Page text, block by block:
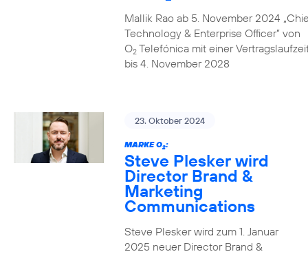
Mallik Rao ab 5. November 2024
Technology & Enterprise Officer” von
O2Telefónica mit einer
bis 4. November 2028
23. Oktober 2024
MARKE O2:
Steve Plesker wird
Director Brand &
Marketing
Communications
Steve Plesker wird zum 1. Januar
2025 neuer Director Brand &